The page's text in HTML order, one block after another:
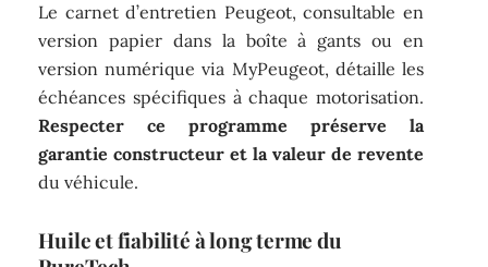
Le carnet d’entretien Peugeot, consultable en
version papier dans la boîte à gants ou en
version numérique via MyPeugeot, détaille les
échéances spécifiques à chaque motorisation.
Respecter ce programme préserve la
garantie constructeur et la valeur de revente
du véhicule.
Huile et fiabilité à long terme du